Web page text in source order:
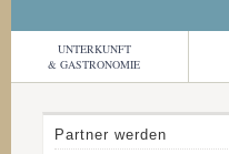
UNTERKUNFT
& GASTRONOMIE
Partner werden